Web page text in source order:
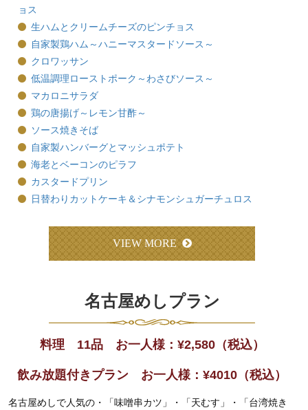
ョス
生ハムとクリームチーズのピンチョス
自家製鶏ハム～ハニーマスタードソース～
クロワッサン
低温調理ローストポーク～わさびソース～
マカロニサラダ
鶏の唐揚げ～レモン甘酢～
ソース焼きそば
自家製ハンバーグとマッシュポテト
海老とベーコンのピラフ
カスタードプリン
日替わりカットケーキ＆シナモンシュガーチュロス
VIEW MORE
名古屋めしプラン
料理 11品 お一人様： ¥2,580（税込）
飲み放題付きプラン お一人様： ¥4010 （税込）
名古屋めしで人気の・「味噌串カツ」・「天むす」・「台湾焼き